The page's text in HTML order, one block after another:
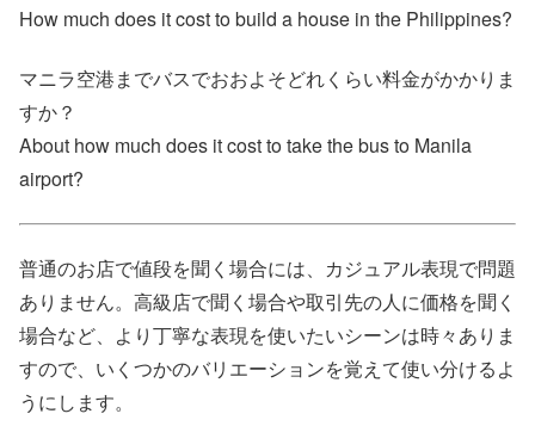
How much does it cost to build a house in the Philippines?
マニラ空港までバスでおおよそどれくらい料金がかかりま
すか？
About how much does it cost to take the bus to Manila
airport?
普通のお店で値段を聞く場合には、カジュアル表現で問題
ありません。高級店で聞く場合や取引先の人に価格を聞く
場合など、より丁寧な表現を使いたいシーンは時々ありま
すので、いくつかのバリエーションを覚えて使い分けるよ
うにします。